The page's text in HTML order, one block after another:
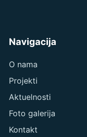
Navigacija
O nama
Projekti
Aktuelnosti
Foto galerija
Kontakt